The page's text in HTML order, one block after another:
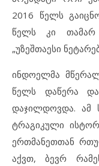
2016 წელს
წელს კი თამარ
„უზეშთაესი
ინდოელმა
წელს დაწერა
დაჯილდოვდა. ამ
ტრაგიკული
ერთმანეთთან
აქვთ, ბევრ